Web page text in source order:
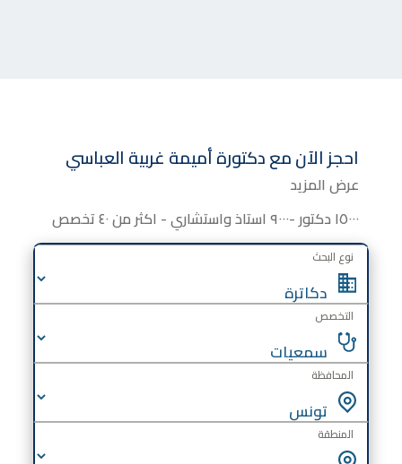
احجز الآن معدكتورةأميمة غربية العباسي
عرض المزيد
١٥٠٠٠ دكتور -٩٠٠٠ استاذ واستشاري - اكثر من ٤٠ تخصص
نوع البحث
التخصص
المحافظة
المنطقة